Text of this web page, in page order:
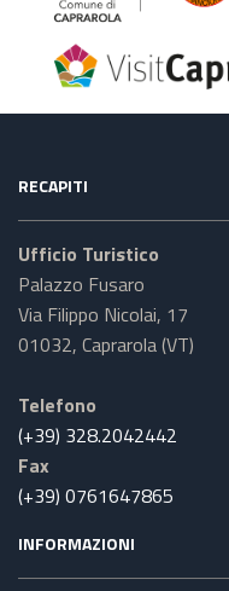
RECAPITI
Ufficio Turistico
Palazzo Fusaro
Via Filippo Nicolai, 17
01032, Caprarola (VT)
Telefono
(+39) 328.2042442
Fax
(+39) 0761647865
INFORMAZIONI